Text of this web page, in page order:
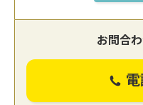
お問合